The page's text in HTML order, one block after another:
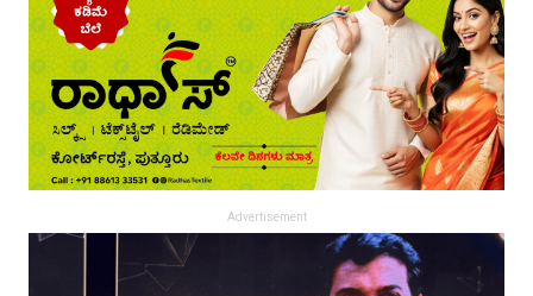
Advertisement